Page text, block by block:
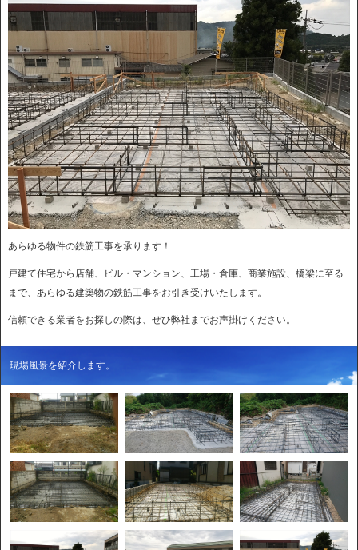
あらゆる物件の鉄筋工事を承ります！
戸建て住宅から店舗、ビル・マンション、工場・倉庫、商業施設、橋梁に至る
まで、あらゆる建築物の鉄筋工事をお引き受けいたします。
信頼できる業者をお探しの際は、ぜひ弊社までお声掛けください。
現場風景を紹介します。